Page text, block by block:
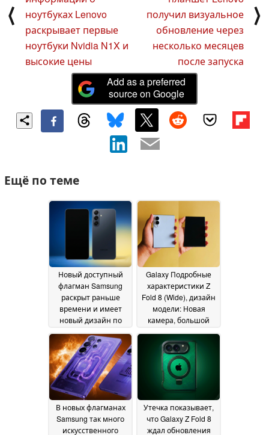
⟨
ноутбуках Lenovo
раскрывает первые
ноутбуки Nvidia N1X и
высокие цены
получил визуальное
обновление через
несколько месяцев
после запуска
⟩
Add as a preferred
source on Google
Ещё по теме
Новый доступный
флагман Samsung
раскрыт раньше
времени и имеет
новый дизайн по
S25 FE07 June 2026
Galaxy Подробные
характеристики Z
Fold 8 (Wide), дизайн
модели: Новая
камера, большой
дисплей без складок
весом 201 г02 June 2026
В новых флагманах
Samsung так много
искусственного
Утечка показывает,
что Galaxy Z Fold 8
ждал обновления